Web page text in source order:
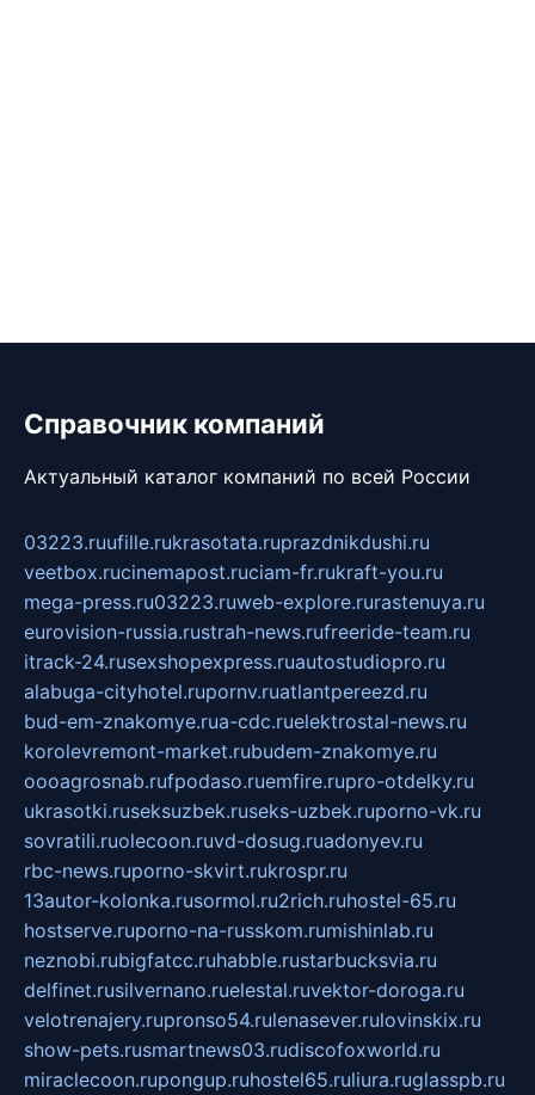
Справочник компаний
Актуальный каталог компаний по всей России
03223.ruufille.rukrasotata.ruprazdnikdushi.ru
veetbox.rucinemapost.ruciam-fr.rukraft-you.ru
mega-press.ru03223.ruweb-explore.rurastenuya.ru
eurovision-russia.rustrah-news.rufreeride-team.ru
itrack-24.rusexshopexpress.ruautostudiopro.ru
alabuga-cityhotel.rupornv.ruatlantpereezd.ru
bud-em-znakomye.rua-cdc.ruelektrostal-news.ru
korolevremont-market.rubudem-znakomye.ru
oooagrosnab.rufpodaso.ruemfire.rupro-otdelky.ru
ukrasotki.ruseksuzbek.ruseks-uzbek.ruporno-vk.ru
sovratili.ruolecoon.ruvd-dosug.ruadonyev.ru
rbc-news.ruporno-skvirt.rukrospr.ru
13autor-kolonka.rusormol.ru2rich.ruhostel-65.ru
hostserve.ruporno-na-russkom.rumishinlab.ru
neznobi.rubigfatcc.ruhabble.rustarbucksvia.ru
delfinet.rusilvernano.ruelestal.ruvektor-doroga.ru
velotrenajery.rupronso54.rulenasever.rulovinskix.ru
show-pets.rusmartnews03.rudiscofoxworld.ru
miraclecoon.rupongup.ruhostel65.ruliura.ruglasspb.ru